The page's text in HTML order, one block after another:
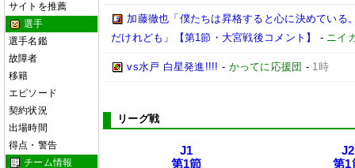
サイトを推薦
選手
選手名鑑
故障者
移籍
エピソード
契約状況
出場時間
得点・警告
チーム情報
加藤徹也「僕たちは昇格すると心に決めてい
だけれども」【第1節・大宮戦後コメント】
- ニイ
vs水戸 白星発進!!!! - かってに応援団 - 1時
リーグ戦
J1
第1節
J2
第1